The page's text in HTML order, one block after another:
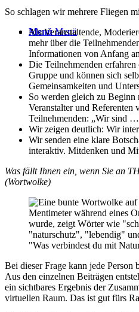
Menü Menü
So schlagen wir mehrere Fliegen
Als Veranstaltende,
mehr über die
Informationen von Anfang
Die Teilnehmenden
Gruppe und können sich
Gemeinsamkeiten und
So werden gleich zu
Veranstalter und Referenten
Teilnehmenden: „Wir sind
Wir zeigen deutlich: Wir
Wir senden eine klare
interaktiv. Mitdenken und
Was fällt Ihnen ein, wenn Sie an
(Wortwolke)
Bei dieser Frage kann jede Person
Aus den einzelnen Beiträgen
ein sichtbares Ergebnis der
virtuellen Raum. Das ist gut fürs